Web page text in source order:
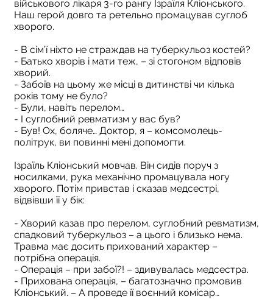
військового лікаря 3-го рангу Ізраїля Кліонського.
Наш герой довго та ретельно промацував суглоб
хворого.
- В сім’ї ніхто не страждав на туберкульоз костей?
- Батько хворів і мати теж, – зі стогоном відповів
хворий.
- Забоїв на цьому же місці в дитинстві чи кілька
років тому не було?
- Були, навіть перелом…
- І суглобний ревматизм у вас був?
- Був! Ох, боляче… Доктор, я – комсомолець-
політрук, ви повинні мені допомогти.
Ізраїль Кліонський мовчав. Він сидів поруч з
носилками, рука механічно промацувала ногу
хворого. Потім привстав і сказав медсестрі,
відвівши її у бік:
- Хворий казав про перелом, суглобний ревматизм,
спадковий туберкульоз – а цього і близько нема.
Травма має досить прихований характер –
потрібна операція.
- Операція – при забої?! – здивувалась медсестра.
- Прихована операція, – багатозначно промовив
Кліонський. – А проведе її воєнний комісар…